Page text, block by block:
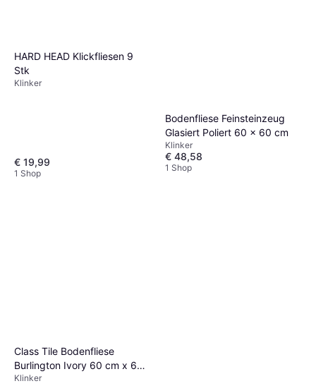
HARD HEAD Klickfliesen 9
Stk
Klinker
€ 19,99
1 Shop
Bodenfliese Feinsteinzeug
Glasiert Poliert 60 x 60 cm
Klinker
€ 48,58
1 Shop
Class Tile Bodenfliese
Burlington Ivory 60 cm x 60
cm
Klinker